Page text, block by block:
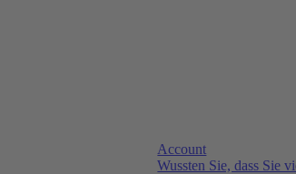
Account
Wussten Sie, dass Sie